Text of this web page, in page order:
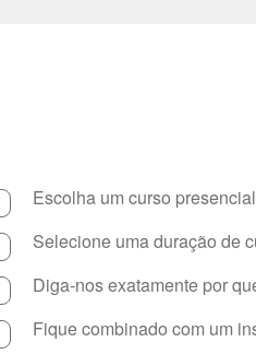
Escolha um curso
Selecione uma duração de
Diga-nos exatamente por
Fique combinado com um